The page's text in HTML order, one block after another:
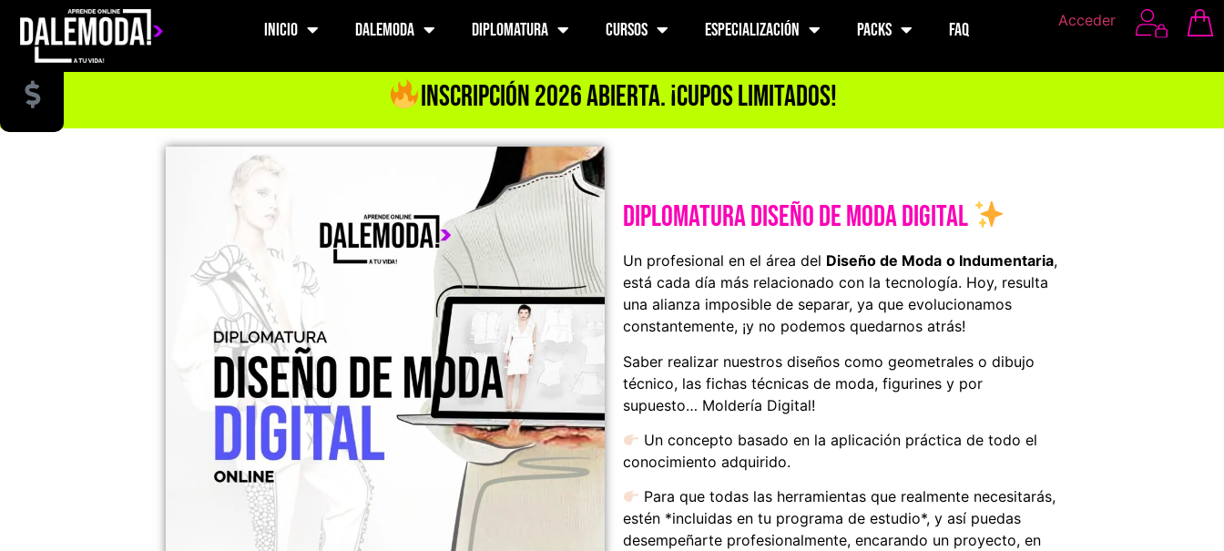
INICIO DALEMODA DIPLOMATURA CURSOS ESPECIALIZACIÓN PACKS FAQ Acceder
INSCRIPCIÓN 2026 ABIERTA. ¡Cupos Limitados!
Diplomatura Diseño de Moda DIGITAL
Un profesional en el área del Diseño de Moda o Indumentaria,
está cada día más relacionado con la tecnología. Hoy, resulta
una alianza imposible de separar, ya que evolucionamos
constantemente, ¡y no podemos quedarnos atrás!
Saber realizar nuestros diseños como geometrales o dibujo
técnico, las fichas técnicas de moda, figurines y por
supuesto… Moldería Digital!
Un concepto basado en la aplicación práctica de todo el
conocimiento adquirido.
Para que todas las herramientas que realmente necesitarás,
estén *incluidas en tu programa de estudio*, y así puedas
desempeñarte profesionalmente, encarando un proyecto, en